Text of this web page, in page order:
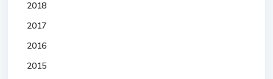
2018
2017
2016
2015